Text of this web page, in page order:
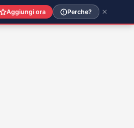
Aggiungi ora Perche?